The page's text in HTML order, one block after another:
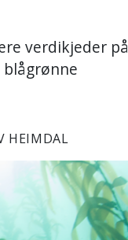
verdikjeder på
HEIMDAL